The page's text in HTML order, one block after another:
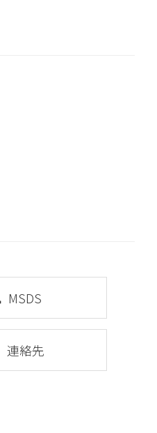
MSDS
連絡先